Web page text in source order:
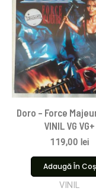
Doro – Force
VINIL VG VG+
119,00 lei
Adaugă În Coș
VINIL